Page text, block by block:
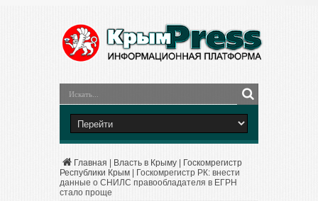
Главная Власть в Крыму
Госкомрегистр
Республики Крым
Госкомрегистр РК: внести
данные о СНИЛС правообладателя в ЕГРН
стало проще